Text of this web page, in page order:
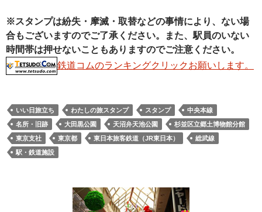
※スタンプは紛失・摩滅・取替などの事情により、ない場
合もございますのでご了承ください。また、駅員のいない
時間帯は押せないこともありますのでご注意ください。
鉄道コムのランキングクリックお願いします。
いい日旅立ち わたしの旅スタンプ スタンプ
中央本線
名所・旧跡
大田黒公園 天沼弁天池公園
杉並区立郷土博物館分館
東京支社
東京都 東日本旅客鉄道（JR東日本）
総武線
駅・鉄道施設